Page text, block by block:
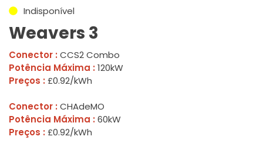
Indisponível
Weavers 3
Conector : CCS2 Combo
Potência Máxima : 120kW
Preços : £0.92/kWh
Conector : CHAdeMO
Potência Máxima : 60kW
Preços : £0.92/kWh